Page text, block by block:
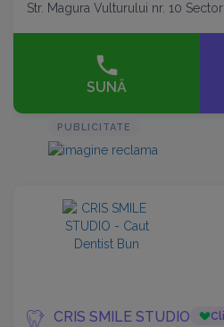
Str. Magura Vulturului nr. 10
SUNĂ
PUBLICITATE
CRIS SMILE STUDIO